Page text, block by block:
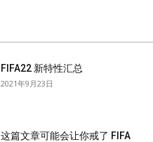
FIFA22 新特性汇总
2021年9月23日
这篇文章可能会让你戒了 FIFA